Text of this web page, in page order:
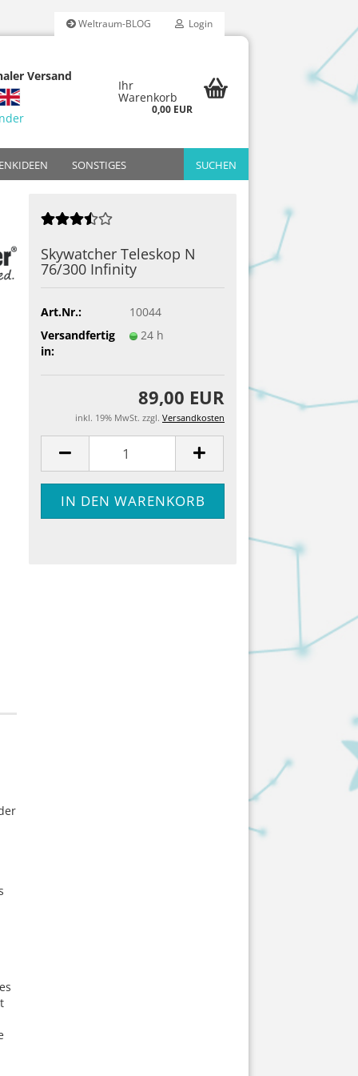
Weltraum-BLOG Login
Versand
Ihr
Warenkorb
0,00 EUR
Celestron
Meade
Omegon
Skywatcher
H-Beta Filter
UHC-Filter
Bildbände
SONSTIGES SUCHEN
Skywatcher Teleskop N
76/300 Infinity
Art.Nr.:
10044
Versandfertig
in:
24 h
89,00 EUR
inkl. 19% MwSt. zzgl. Versandkosten